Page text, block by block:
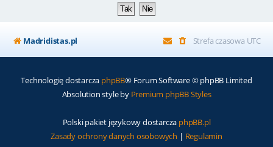
Madridistas.pl Strefa czasowa UTC
Technologię dostarcza phpBB® Forum Software © phpBB Limited
Absolution style by Premium phpBB Styles
Polski pakiet językowy dostarcza phpBB.pl
Zasady ochrony danych osobowych | Regulamin